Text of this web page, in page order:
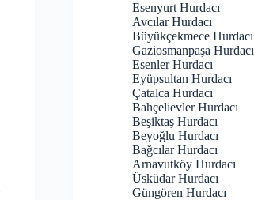
Esenyurt Hurdacı
Avcılar Hurdacı
Büyükçekmece Hurdacı
Gaziosmanpaşa Hurdacı
Esenler Hurdacı
Eyüpsultan Hurdacı
Çatalca Hurdacı
Bahçelievler Hurdacı
Beşiktaş Hurdacı
Beyoğlu Hurdacı
Bağcılar Hurdacı
Arnavutköy Hurdacı
Üsküdar Hurdacı
Güngören Hurdacı